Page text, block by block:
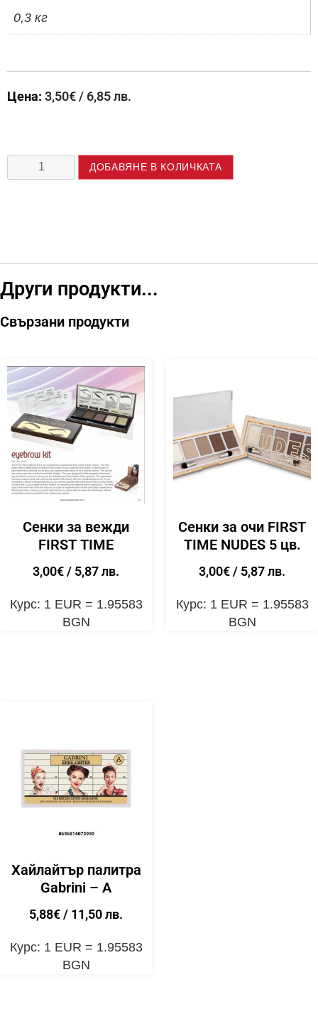
0,3 кг
Цена: 3,50€/ 6,85 лв.
ДОБАВЯНЕ В КОЛИЧКАТА
Други продукти...
Свързани продукти
Сенки за вежди
FIRST TIME
3,00€/ 5,87 лв.
Курс: 1 EUR = 1.95583
BGN
Сенки за очи FIRST
TIME NUDES 5 цв.
3,00€/ 5,87 лв.
Курс: 1 EUR = 1.95583
BGN
Хайлайтър палитра
Gabrini – A
5,88€/ 11,50 лв.
Курс: 1 EUR = 1.95583
BGN